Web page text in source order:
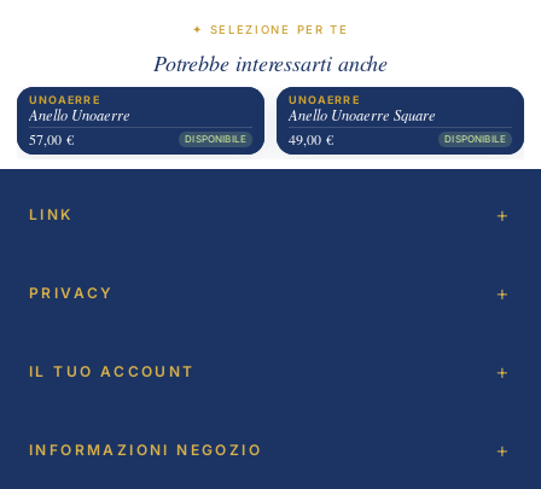
✦ SELEZIONE PER TE
Potrebbe interessarti anche
UNOAERRE
Anello Unoaerre
57,00 €
DISPONIBILE
UNOAERRE
Anello Unoaerre Square
49,00 €
DISPONIBILE
LINK
PRIVACY
IL TUO ACCOUNT
INFORMAZIONI NEGOZIO